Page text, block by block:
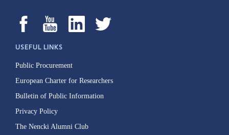
USEFUL LINKS
Public Procurement
European Charter for Researchers
Bulletin of Public Information
Privacy Policy
The Nencki Alumni Club